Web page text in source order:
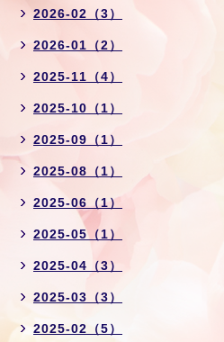
2026-02（3）
2026-01（2）
2025-11（4）
2025-10（1）
2025-09（1）
2025-08（1）
2025-06（1）
2025-05（1）
2025-04（3）
2025-03（3）
2025-02（5）